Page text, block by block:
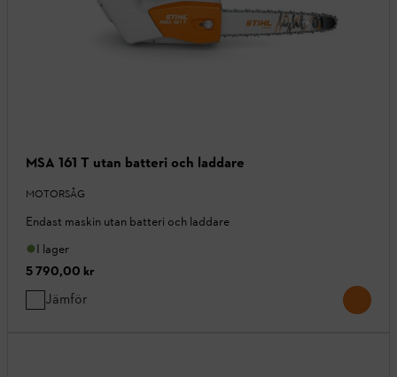
MSA 161 T utan batteri och laddare
MOTORSÅG
Endast maskin utan batteri och laddare
I lager
5 790,00 kr
Jämför